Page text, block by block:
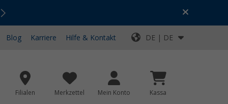
Top-Deals für dein Abenteuer!
Blog Karriere Hilfe & Kontakt DE | DE
Filialen Merkzettel Mein Konto Kassa